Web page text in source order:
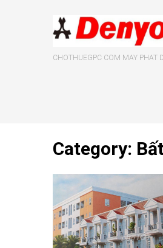
CHOTHUEGPC COM MAY PHAT
Category: